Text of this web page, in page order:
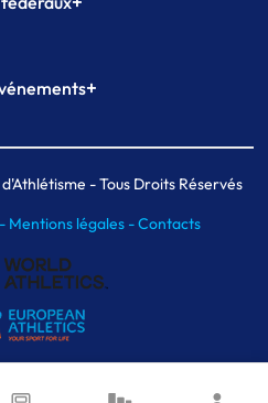
Formation
+
Paris indoor
de Paris- Tous Droits Réservés
Mentions légales -Contacts